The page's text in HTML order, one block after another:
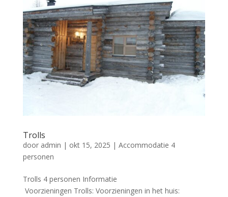
Trolls
door admin | okt 15, 2025 | Accommodatie 4
personen
Trolls 4 personen Informatie
Voorzieningen Trolls: Voorzieningen in het huis: